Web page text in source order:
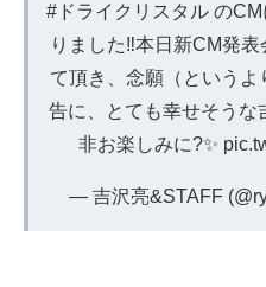
#ドライクリスタル の
りました‼️本日新CM発
て頂き、念願（という
告に、とても幸せそうな
非お楽しみに?✨
— 吉沢亮&STAFF